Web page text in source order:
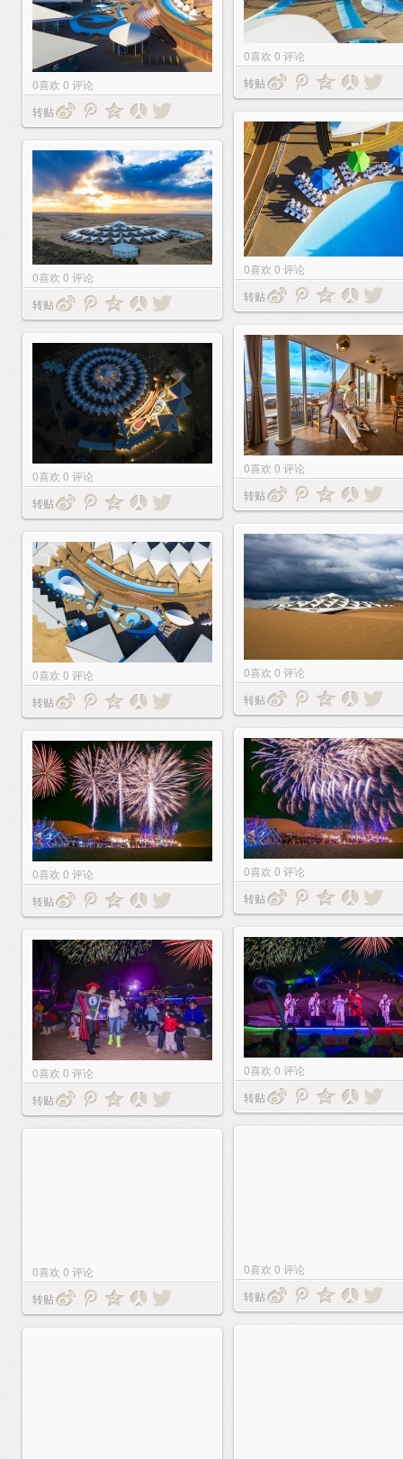
0喜欢 0 评论
转贴
0喜欢 0 评论
转贴
0喜欢 0 评论
转贴
0喜欢 0 评论
转贴
0喜欢 0 评论
转贴
0喜欢 0 评论
转贴
0喜欢 0 评论
转贴
0喜欢 0 评论
转贴
0喜欢 0 评论
转贴
0喜欢 0 评论
转贴
0喜欢 0 评论
转贴
0喜欢 0 评论
转贴
0喜欢 0 评论
转贴
0喜欢 0 评论
转贴